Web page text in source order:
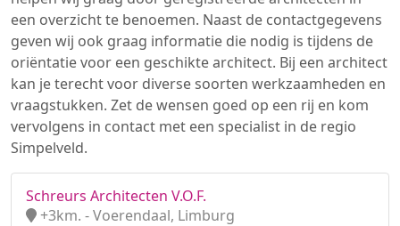
een overzicht te benoemen. Naast de contactgegevens
geven wij ook graag informatie die nodig is tijdens de
oriëntatie voor een geschikte architect. Bij een architect
kan je terecht voor diverse soorten werkzaamheden en
vraagstukken. Zet de wensen goed op een rij en kom
vervolgens in contact met een specialist in de regio
Simpelveld.
Schreurs Architecten V.O.F.
+3km. - Voerendaal, Limburg